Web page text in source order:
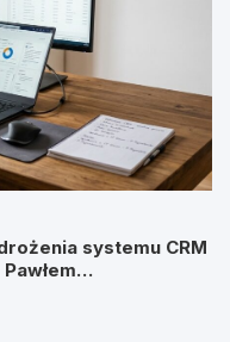
systemu CRM